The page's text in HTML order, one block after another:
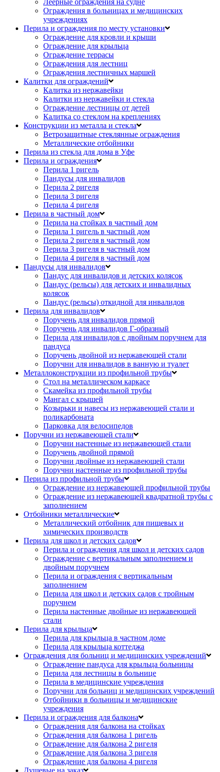
Ограждения в больницах и медицинских
учреждениях
Перила и ограждения по месту установки
Ограждение для кровли и крыши
Ограждение для крыльца
Ограждение террасы
Ограждения для лестниц
Ограждения лестничных маршей
Калитки для ограждений
Калитка из нержавейки
Калитки из нержавейки и стекла
Ограждение лестницы от детей
Калитка со стеклом на креплениях
Конструкции из металла и стекла
Ветрозащитные стеклянные ограждения
Металлические отбойники
Перила из стекла для дома в Уфе
Перила и ограждения
Перила 1 ригель
Пандусы для инвалидов
Перила 2 ригеля
Перила 3 ригеля
Перила 4 ригеля
Перила в частный дом
Перила на стойках в частный дом
Перила 1 ригель в частный дом
Перила 2 ригеля в частный дом
Перила 3 ригеля в частный дом
Перила 4 ригеля в частный дом
Пандусы для инвалидов
Пандус для инвалидов и детских колясок
Пандус (рельсы) для детских и инвалидных
колясок
Пандус (рельсы) откидной для инвалидов
Перила для инвалидов
Поручень для инвалидов прямой
Поручень для инвалидов Г-образный
Перила для инвалидов с двойным поручнем для
пандуса
Поручень двойной из нержавеющей стали
Поручни для инвалидов в ванную и туалет
Металлоконструкции из профильной трубы
Стол на металлическом каркасе
Скамейка из профильной трубы
Мангал с крышей
Козырьки и навесы из нержавеющей стали и
поликарбоната
Парковка для велосипедов
Поручни из нержавеющей стали
Поручни настенные из нержавеющей стали
Поручень двойной прямой
Поручни двойные из нержавеющей стали
Поручни настенные из профильной трубы
Перила из профильной трубы
Ограждение из нержавеющей профильной трубы
Ограждение из нержавеющей квадратной трубы с
заполнением
Отбойники металлические
Металлический отбойник для пищевых и
химических производств
Перила для школ и детских садов
Перила и ограждения для школ и детских садов
Ограждение с вертикальным заполнением и
двойным поручнем
Перила и ограждения с вертикальным
заполнением
Перила для школ и детских садов с тройным
поручнем
Перила настенные двойные из нержавеющей
стали
Перила для крыльца
Перила для крыльца в частном доме
Перила для крыльца коттеджа
Ограждения для больниц и медицинских учреждений
Ограждение пандуса для крыльца больницы
Перила для лестницы в больнице
Перила в медицинские учреждения
Поручни для больниц и медицинских учреждений
Отбойники в больницы и медицинские
учреждения
Перила и ограждения для балкона
Ограждения для балкона на стойках
Ограждения для балкона 1 ригель
Ограждение для балкона 2 ригеля
Ограждение для балкона 3 ригеля
Ограждение для балкона 4 ригеля
Душевые на заказ